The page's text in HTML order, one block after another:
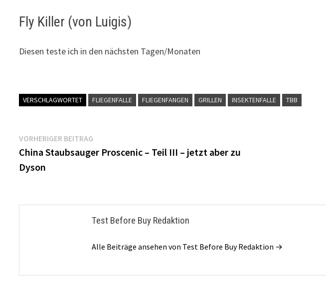
Fly Killer (von Luigis)
Diesen teste ich in den nächsten Tagen/Monaten
VERSCHLAGWORTET FLIEGENFALLE FLIEGENFANGEN GRILLEN INSEKTENFALLE TBB
Beitragsnavigation
VORHERIGER BEITRAG
Beitrag:
China Staubsauger Proscenic – Teil III – jetzt aber zu
Dyson
Test Before Buy Redaktion
Alle Beiträge ansehen von Test Before Buy Redaktion →